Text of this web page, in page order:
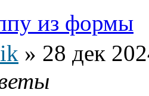
из формы
» 28 дек